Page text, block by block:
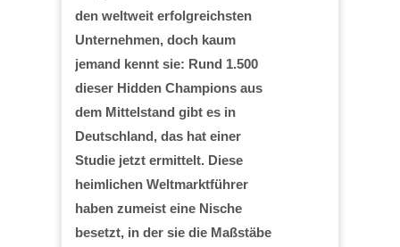
den weltweit erfolgreichsten
Unternehmen, doch kaum
jemand kennt sie: Rund 1.500
dieser Hidden Champions aus
dem Mittelstand gibt es in
Deutschland, das hat einer
Studie jetzt ermittelt. Diese
heimlichen Weltmarktführer
haben zumeist eine Nische
besetzt, in der sie die Maßstäbe